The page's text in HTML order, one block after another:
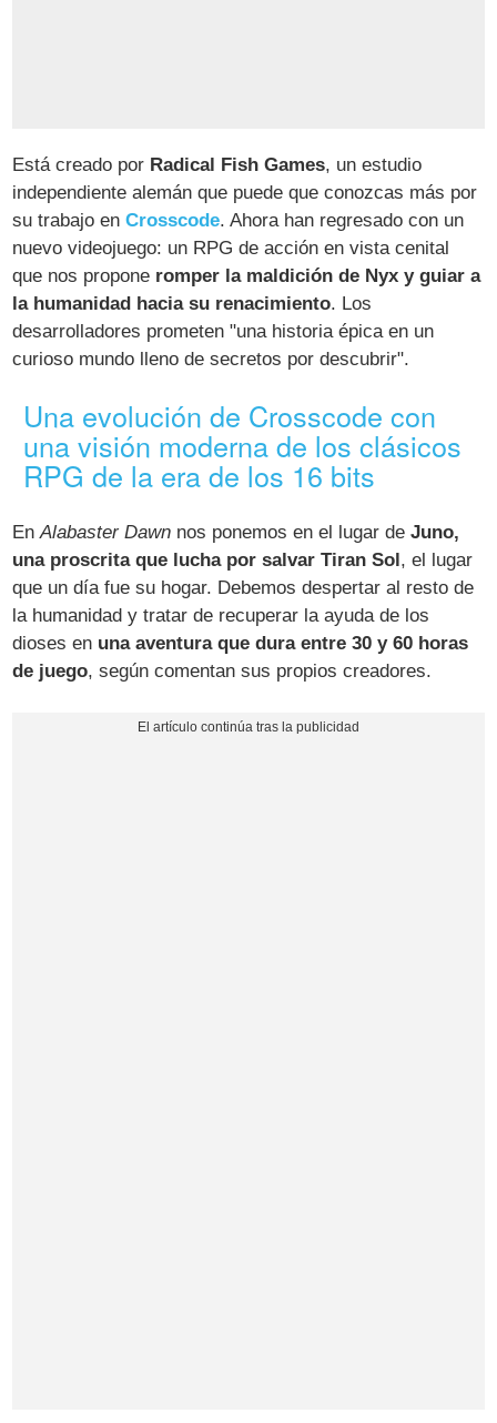
Está creado por Radical Fish Games, un estudio
independiente alemán que puede que conozcas más por
su trabajo enCrosscode. Ahora han regresado con un
nuevo videojuego: un RPG de acción en vista cenital
que nos propone romper la maldición de Nyx y guiar a
la humanidad hacia su renacimiento. Los
desarrolladores prometen "una historia épica en un
curioso mundo lleno de secretos por descubrir".
Una evolución de Crosscode con
una visión moderna de los clásicos
RPG de la era de los 16 bits
EnAlabaster Dawn nos ponemos en el lugar deJuno,
una proscrita que lucha por salvar Tiran Sol, el lugar
que un día fue su hogar. Debemos despertar al resto de
la humanidad y tratar de recuperar la ayuda de los
dioses en una aventura que dura entre 30 y 60 horas
de juego, según comentan sus propios creadores.